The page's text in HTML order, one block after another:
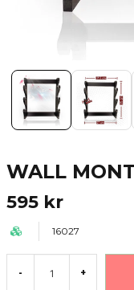
WALL
595 kr
16027
- +